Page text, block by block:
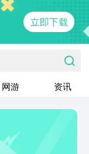
网游 资讯